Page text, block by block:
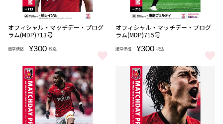
完売
オフィシャル・マッチデー・プログ
ラム(MDP)713号
通常価格 ¥300 税込
オフィシャル・マッチデー・プログラム(MDP)713号 をもっと見る
完売
オフィシャル・マッチデー・プログ
ラム(MDP)715号
通常価格 ¥300 税込
オフィシャル・マッチデー・プ